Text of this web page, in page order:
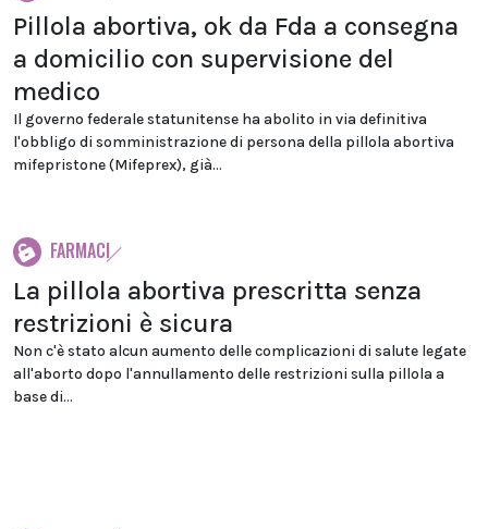
Pillola abortiva, ok da Fda a consegna
a domicilio con supervisione del
medico
Il governo federale statunitense ha abolito in via definitiva
l'obbligo di somministrazione di persona della pillola abortiva
mifepristone (Mifeprex), già...
FARMACI
La pillola abortiva prescritta senza
restrizioni è sicura
Non c'è stato alcun aumento delle complicazioni di salute legate
all'aborto dopo l'annullamento delle restrizioni sulla pillola a
base di...